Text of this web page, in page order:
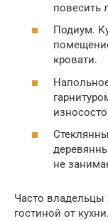
повесить
Подиум.
кровати.
не
Часто владельцы
гостиной от